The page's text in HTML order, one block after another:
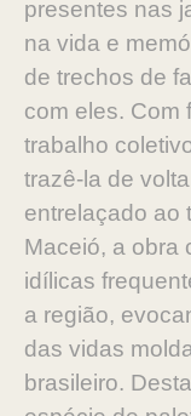
presentes nas
na vida e
de trechos de
com eles. Com
trabalho
trazê-la de
entrelaçado ao
Maceió, a obra
idílicas
a região,
das vidas
brasileiro.